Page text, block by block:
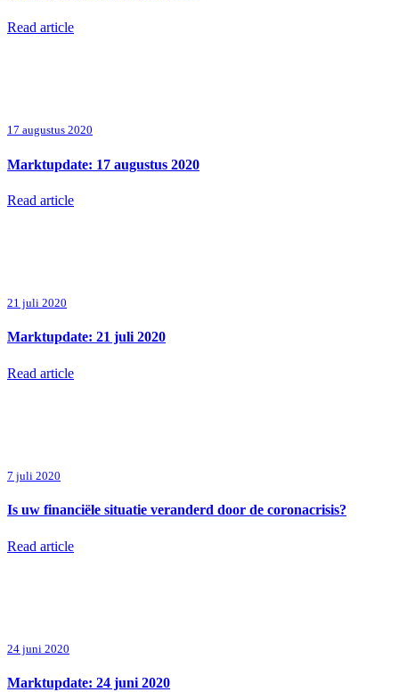
Read article
17 augustus 2020
Marktupdate: 17 augustus 2020
Read article
21 juli 2020
Marktupdate: 21 juli 2020
Read article
7 juli 2020
Is uw financiële situatie veranderd door de coronacrisis?
Read article
24 juni 2020
Marktupdate: 24 juni 2020